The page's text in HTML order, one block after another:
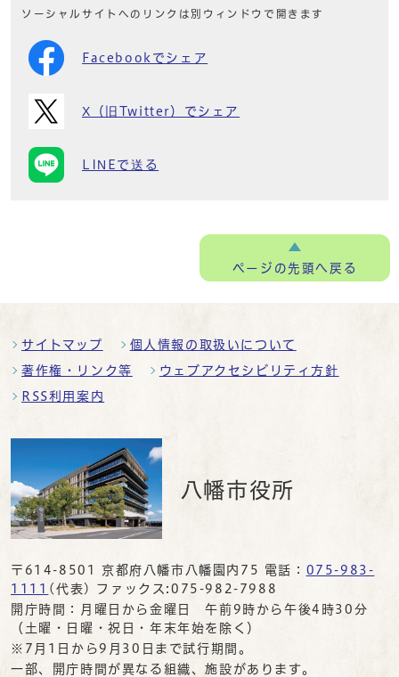
ソーシャルサイトへのリンクは別ウィンドウで開きます
Facebookでシェア
X（旧Twitter）でシェア
LINEで送る
ページの先頭へ戻る
サイトマップ 個人情報の取扱いについて
著作権・リンク等 ウェブアクセシビリティ方針
RSS利用案内
八幡市役所
〒614-8501 京都府八幡市八幡園内75 電話： 075-983-
1111 (代表) ファックス:075-982-7988
開庁時間：月曜日から金曜日 午前9時から午後4時30分
（土曜・日曜・祝日・年末年始を除く）
※7月1日から9月30日まで試行期間。
一部、開庁時間が異なる組織、施設があります。